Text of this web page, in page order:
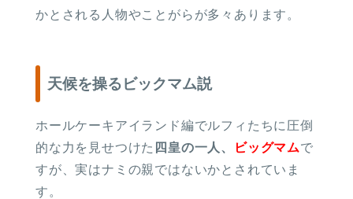
かとされる人物やことがらが多々あります。
天候を操るビックマム説
ホールケーキアイランド編でルフィたちに圧倒
的な力を見せつけた 四皇の一人、 ビッグマムで
すが、実はナミの親ではないかとされていま
す。